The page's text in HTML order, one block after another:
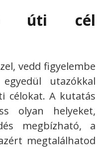
úti cél
vedd figyelembe
utazókkal
célokat. A kutatás
olyan helyeket,
megbízható, a
megtalálhatod